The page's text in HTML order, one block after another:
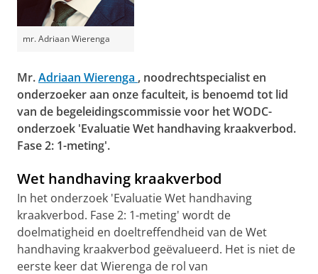
mr. Adriaan Wierenga
Mr.Adriaan Wierenga , noodrechtspecialist en
onderzoeker aan onze faculteit, is benoemd tot lid
van de begeleidingscommissie voor het WODC-
onderzoek 'Evaluatie Wet handhaving kraakverbod.
Fase 2: 1-meting'.
Wet handhaving kraakverbod
In het onderzoek 'Evaluatie Wet handhaving
kraakverbod. Fase 2: 1-meting' wordt de
doelmatigheid en doeltreffendheid van de Wet
handhaving kraakverbod geëvalueerd. Het is niet de
eerste keer dat Wierenga de rol van